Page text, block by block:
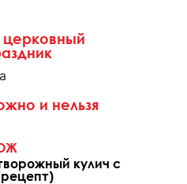
церковный
и нельзя
кулич с